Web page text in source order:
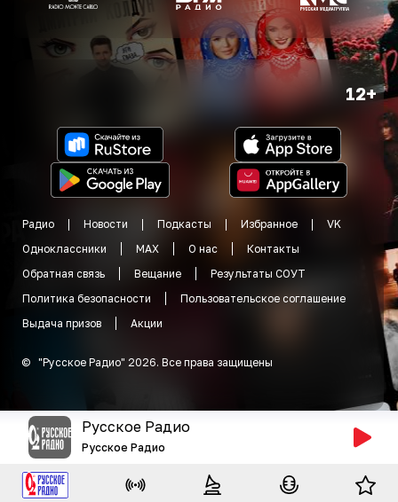
12+
Радио Новости Подкасты Избранное
VK
Одноклассники
MAX О нас
Контакты
Обратная связь
Вещание
Результаты СОУТ
Политика безопасности
Пользовательское соглашение
Выдача призов
Акции
© "Русское Радио" 2026. Все права защищены
Русское Радио
Русское Радио